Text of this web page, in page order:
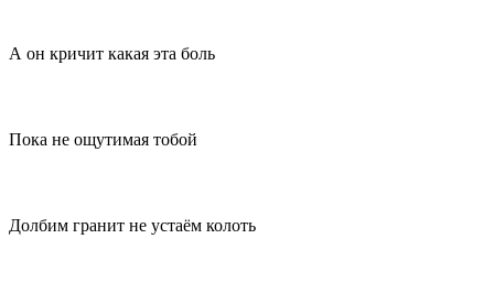
А он кричит какая эта боль
Пока не ощутимая тобой
Долбим гранит не устаём колоть